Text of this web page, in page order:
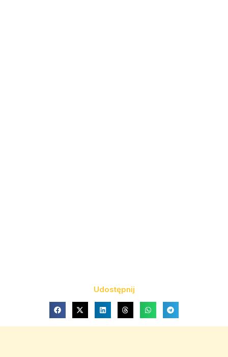
Udostępnij